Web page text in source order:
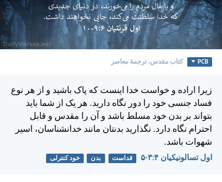
PCB کتاب مقدس، ترجمۀ معاصر
زيرا اراده و خواست خدا اينست كه پاک باشيد و از هر نوع
فساد جنسی خود را دور نگاه داريد. هر يک از شما بايد
بتواند بر بدن خود مسلط باشد و آن را مقدس و قابل
احترام نگاه دارد. نگذاريد بدنتان مانند خدانشناسان، اسير
شهوات باشد.
اول تسالونيکیان ۴:‏۳-‏۵ قداست بدن خود کنترلی